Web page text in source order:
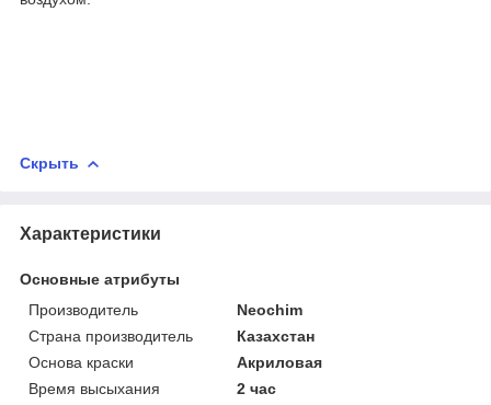
Скрыть
Характеристики
Основные атрибуты
Производитель
Neochim
Страна производитель
Казахстан
Основа краски
Акриловая
Время высыхания
2 час